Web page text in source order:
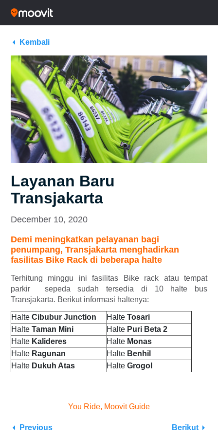
Kembali
Layanan Baru
Transjakarta
December 10, 2020
Demi meningkatkan pelayanan bagi
penumpang, Transjakarta menghadirkan
fasilitas Bike Rack di beberapa halte
Terhitung minggu ini fasilitas Bike rack atau tempat
parkir sepeda sudah tersedia di 10 halte bus
Transjakarta. Berikut informasi haltenya:
Halte Cibubur Junction Halte Tosari
Halte Taman Mini Halte Puri Beta 2
Halte Kalideres Halte Monas
Halte Ragunan Halte Benhil
Halte Dukuh Atas Halte Grogol
You Ride, Moovit Guide
Previous Berikut